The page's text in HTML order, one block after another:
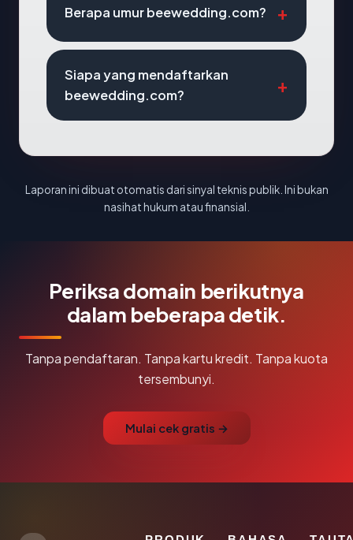
Berapa umur beewedding.com?
Siapa yang mendaftarkan
beewedding.com?
Laporan ini dibuat otomatis dari sinyal teknis publik. Ini bukan
nasihat hukum atau finansial.
Periksa domain berikutnya
dalam beberapa detik.
Tanpa pendaftaran. Tanpa kartu kredit. Tanpa kuota
tersembunyi.
Mulai cek gratis →